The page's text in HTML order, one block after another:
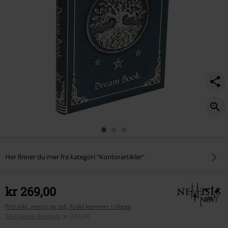
Her finner du mer fra kategori "Kontorartikler"
kr 269,00
Pris inkl. moms og toll, Frakt kommer i tillegg
30-Dagers Bestpris
kr 242,00